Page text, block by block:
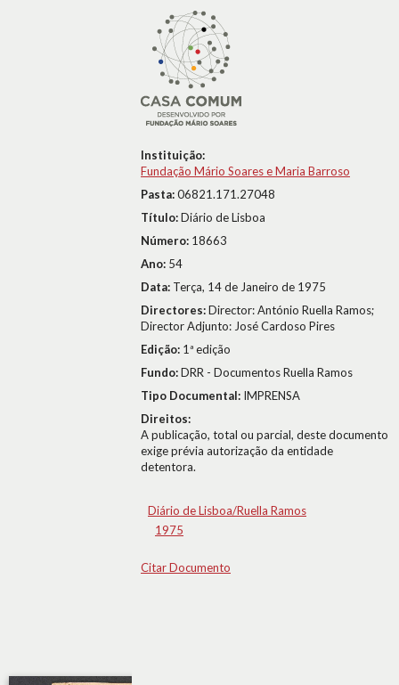
Instituição:
Fundação Mário Soares e Maria Barroso
Pasta:06821.171.27048
Título:Diário de Lisboa
Número: 18663
Ano: 54
Data: Terça, 14 de Janeiro de 1975
Directores:Director: António Ruella Ramos;
Director Adjunto: José Cardoso Pires
Edição: 1ª edição
Fundo:DRR - Documentos Ruella Ramos
Tipo Documental: IMPRENSA
Direitos:
A publicação, total ou parcial, deste documento
exige prévia autorização da entidade
detentora.
Diário de Lisboa/Ruella Ramos
1975
Citar Documento